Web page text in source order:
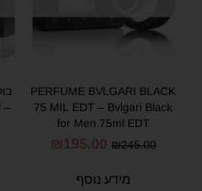
PERFUME BVLGARI BLACK
75 MIL EDT – Bvlgari Black
for Men 75ml EDT
₪245.00
₪195.00
מידע נוסף